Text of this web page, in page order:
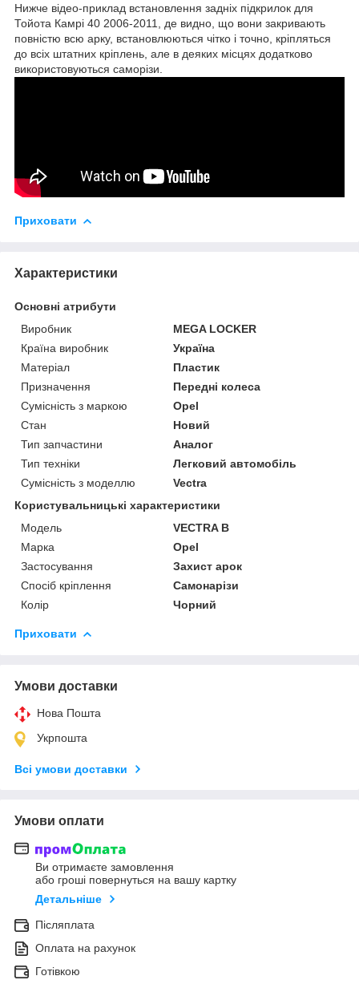
Нижче відео-приклад встановлення задніх підкрилок для
Тойота Камрі 40 2006-2011, де видно, що вони закривають
повністю всю арку, встановлюються чітко і точно, кріпляться
до всіх штатних кріплень, але в деяких місцях додатково
використовуються саморізи.
Приховати
Характеристики
Основні атрибути
Виробник
MEGA LOCKER
Країна виробник
Україна
Матеріал
Пластик
Призначення
Передні колеса
Сумісність з маркою
Opel
Стан
Новий
Тип запчастини
Аналог
Тип техніки
Легковий автомобіль
Сумісність з моделлю
Vectra
Користувальницькі характеристики
Мoдель
VEСTRA B
Марка
Opel
Застосування
Захист арок
Спосіб кріплення
Самонарізи
Колір
Чорний
Приховати
Умови доставки
Нова Пошта
Укрпошта
Всі умови доставки
Умови оплати
Ви отримаєте замовлення
або гроші повернуться на вашу картку
Детальніше
Післяплата
Оплата на рахунок
Готівкою